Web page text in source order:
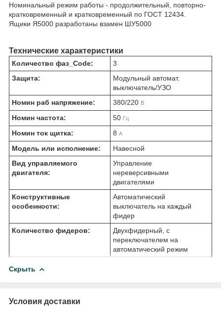
Номинальный режим работы - продолжительный, повторно-
кратковременный и кратковременный по ГОСТ 12434.
Ящики Я5000 разработаны взамен ШУ5000
Технические характеристики
Количество фаз_Code:
3
Защита:
Модульный автомат.
выключатель/УЗО
Номин раб напряжение:
380/220 В
Номин частота: 50 Гц
Номин ток щитка: 8 А
Модель или исполнение:
Навесной
Вид управляемого
двигателя:
Управление
нереверсивными
двигателями
Конструктивные
особенности:
Автоматический
выключатель на каждый
фидер
Количество фидеров:
Двухфидерный, с
переключателем на
автоматический режим
Скрыть
Условия доставки